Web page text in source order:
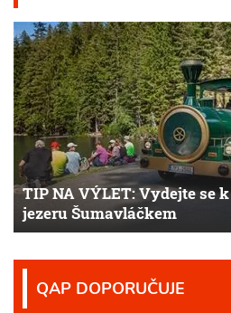
TIP NA VÝLET: Vydejte se
jezeru Šumavláčkem
QAP DOPORUČUJE